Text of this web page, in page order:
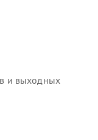
и выходных